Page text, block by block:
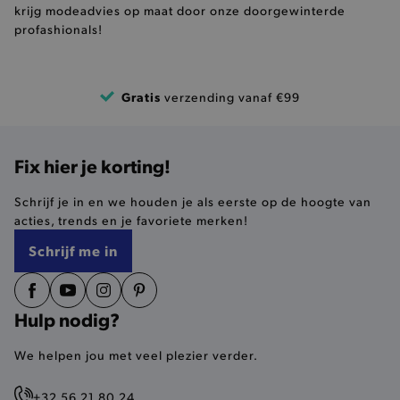
krijg modeadvies op maat door onze doorgewinterde
profashionals!
Gratis verzending vanaf €99
Fix hier je korting!
Schrijf je in en we houden je als eerste op de hoogte van
acties, trends en je favoriete merken!
Schrijf me in
Hulp nodig?
We helpen jou met veel plezier verder.
+32 56 21 80 24
analytische en functionele cookies vullen hun
buikjes algemene bezoekersinformatie, maar
Naam
selected-val
pickupStoreVal